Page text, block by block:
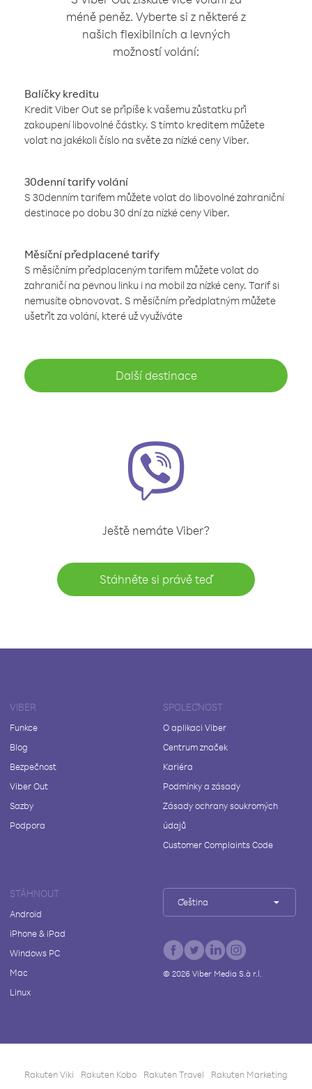
méně peněz. Vyberte si z některé z
našich flexibilních a levných
možností volání:
Balíčky kreditu
Kredit Viber Out se připíše k vašemu zůstatku při
zakoupení libovolné částky. S tímto kreditem můžete
volat na jakékoli číslo na světe za nízké ceny Viber.
30denní tarify volání
S 30denním tarifem můžete volat do libovolné zahraniční
destinace po dobu 30 dní za nízké ceny Viber.
Měsíční předplacené tarify
S měsíčním předplaceným tarifem můžete volat do
zahraničí na pevnou linku i na mobil za nízké ceny. Tarif si
nemusíte obnovovat. S měsíčním předplatným můžete
ušetřit za volání, které už využíváte
Další destinace
Ještě nemáte Viber?
Stáhněte si právě teď
VIBER
Funkce
Blog
Bezpečnost
Viber Out
Sazby
Podpora
SPOLEČNOST
O aplikaci Viber
Centrum značek
Kariéra
Podmínky a zásady
Zásady ochrany soukromých
údajů
Customer Complaints Code
STÁHNOUT
Android
iPhone & iPad
Windows PC
Mac
Linux
Čeština
© 2026Viber Media S.à r.l.
Rakuten Viki Rakuten Kobo Rakuten Travel Rakuten Marketing